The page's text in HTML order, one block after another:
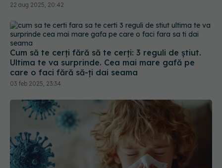
22 aug 2025, 20:42
Cum să te cerți fără să te cerți: 3 reguli de știut.
Ultima te va surprinde. Cea mai mare gafă pe
care o faci fără să-ți dai seama
03 feb 2025, 23:34